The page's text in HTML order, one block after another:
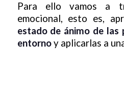
Para ello vamos a
emocional, esto es,
estado de ánimo de las
entornoy aplicarlas a